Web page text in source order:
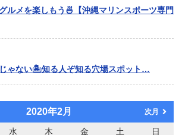
ルメを楽しもう🍜【沖縄マリンスポーツ専門
ゃない🏝️知る人ぞ知る穴場スポット…
2020年2月 次月
水 木 金 土
日